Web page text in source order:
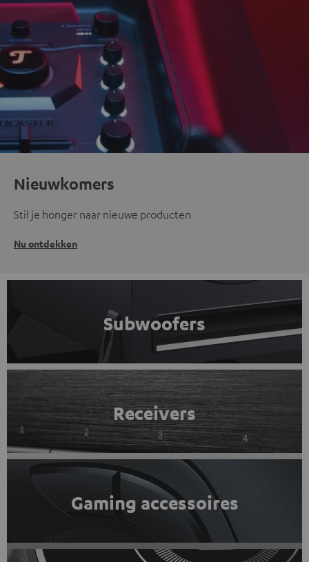
Nieuwkomers
Stil je honger naar nieuwe producten
Nu ontdekken
Subwoofers
Receivers
Gaming accessoires